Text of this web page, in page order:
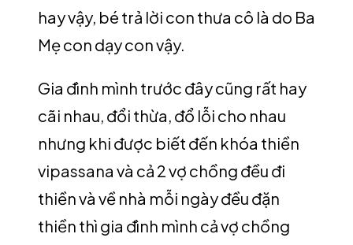
hay vậy, bé trả lời con thưa cô là do Ba
Mẹ con dạy con vậy.
Gia đình mình trước đây cũng rất hay
cãi nhau, đổi thừa, đổ lỗi cho nhau
nhưng khi được biết đến khóa thiền
vipassana và cả 2 vợ chồng đều đi
thiền và về nhà mỗi ngày đều đặn
thiền thì gia đình mình cả vợ chồng